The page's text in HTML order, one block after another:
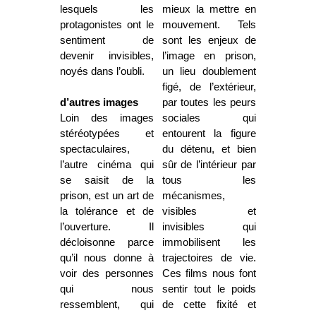
lesquels les
protagonistes ont le
sentiment de
devenir invisibles,
noyés dans l’oubli.
d’autres images
Loin des images
stéréotypées et
spectaculaires,
l’autre cinéma qui
se saisit de la
prison, est un art de
la tolérance et de
l’ouverture. Il
décloisonne parce
qu’il nous donne à
voir des personnes
qui nous
ressemblent, qui
mieux la mettre en
mouvement. Tels
sont les enjeux de
l’image en prison,
un lieu doublement
figé, de l’extérieur,
par toutes les peurs
sociales qui
entourent la figure
du détenu, et bien
sûr de l’intérieur par
tous les
mécanismes,
visibles et
invisibles qui
immobilisent les
trajectoires de vie.
Ces films nous font
sentir tout le poids
de cette fixité et